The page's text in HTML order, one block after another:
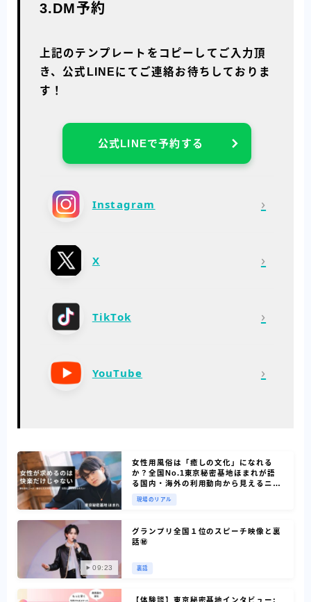
3.DM予約
上記のテンプレートをコピーしてご入力頂
き、公式LINEにてご連絡お待ちしておりま
す！
公式LINEで予約する
Instagram ›
X ›
TikTok ›
YouTube ›
女性用風俗は「癒しの文化」になれる
か？全国No.1東京秘密基地ほまれが語
る国内・海外の利用動向から見えるニー
現場のリアル
09:23
グランプリ全国１位のスピーチ映像と裏
話㊙
裏話
【体験談】東京秘密基地インタビュー: